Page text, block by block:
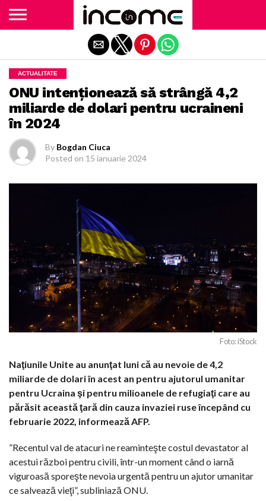
ACTUALITATE
ONU intenţionează să strângă 4,2
miliarde de dolari pentru ucraineni
în 2024
By Bogdan Ciuca
Posted on 15 ianuarie 2024
Foto: iStock
Naţiunile Unite au anunţat luni că au nevoie de 4,2
miliarde de dolari în acest an pentru ajutorul umanitar
pentru Ucraina şi pentru milioanele de refugiaţi care au
părăsit această ţară din cauza invaziei ruse începând cu
februarie 2022, informează AFP.
”Recentul val de atacuri ne reaminteşte costul devastator al
acestui război pentru civili, într-un moment când o iarnă
viguroasă sporeşte nevoia urgentă pentru un ajutor umanitar
ce salvează vieţi”, subliniază ONU.
Exit mobile version